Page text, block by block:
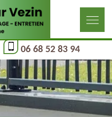
06 68 52 83 94